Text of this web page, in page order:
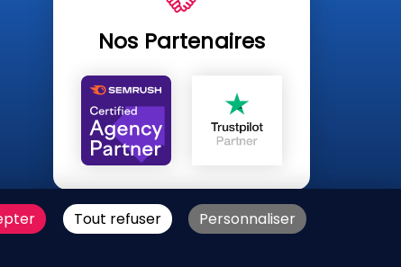
Nos Partenaires
SITE
Tout refuser Personnaliser